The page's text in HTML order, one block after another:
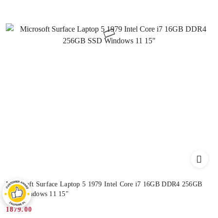
Microsoft Surface Laptop 5 1979 Intel Core i7 16GB DDR4 256GB
SSD Windows 11 15"
Cena
1879.00